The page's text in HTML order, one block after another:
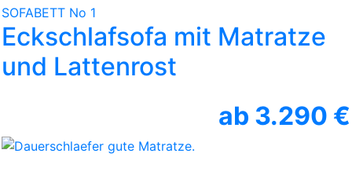
SOFABETT No 1
Eckschlafsofa mit Matratze
und Lattenrost
ab 3.290 €